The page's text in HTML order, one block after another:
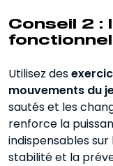
Conseil 2 :
Utilisez des
mouvements du
sautés et les
renforce la
indispensables
stabilité et la